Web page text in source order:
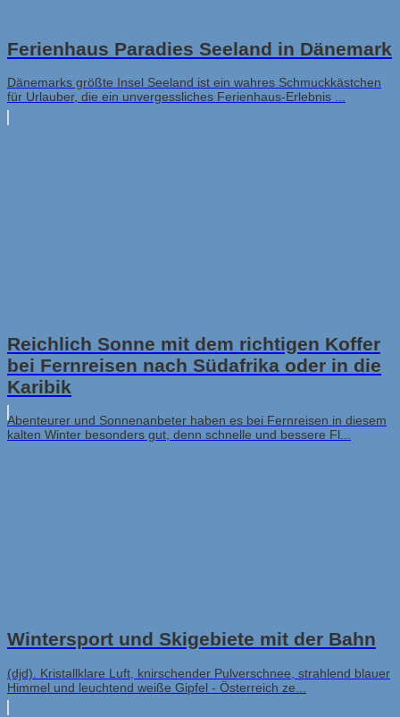
Ferienhaus Paradies Seeland in Dänemark
Dänemarks größte Insel Seeland ist ein wahres Schmuckkästchen
für Urlauber, die ein unvergessliches Ferienhaus-Erlebnis ...
Reichlich Sonne mit dem richtigen Koffer
bei Fernreisen nach Südafrika oder in die
Karibik
Abenteurer und Sonnenanbeter haben es bei Fernreisen in diesem
kalten Winter besonders gut, denn schnelle und bessere Fl...
Wintersport und Skigebiete mit der Bahn
(djd). Kristallklare Luft, knirschender Pulverschnee, strahlend blauer
Himmel und leuchtend weiße Gipfel - Österreich ze...